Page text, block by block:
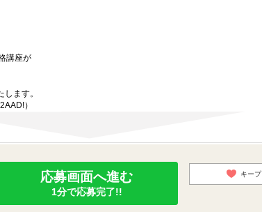
講座が
ます。
）
応募画面へ進む
1分で応募完了!!
キープ